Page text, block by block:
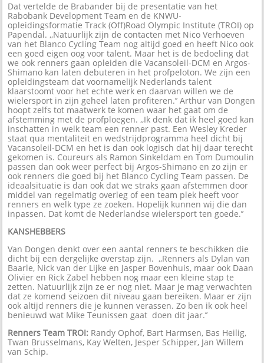
Dat vertelde de Brabander bij de presentatie van het
Rabobank Development Team en de KNWU-
opleidingsformatie Track (Off)Road Olympic Institute (TROI) op
Papendal. ,,Natuurlijk zijn de contacten met Nico Verhoeven
van het Blanco Cycling Team nog altijd goed en heeft Nico ook
een goed eigen oog voor talent. Maar het is de bedoeling dat
we ook renners gaan opleiden die Vacansoleil-DCM en Argos-
Shimano kan laten debuteren in het profpeloton. We zijn een
opleidingsteam dat voornamelijk Nederlands talent
klaarstoomt voor het echte werk en daarvan willen we de
wielersport in zijn geheel laten profiteren.’’ Arthur van Dongen
hoopt zelfs tot maatwerk te komen waar het gaat om de
afstemming met de profploegen. ,,Ik denk dat ik heel goed kan
inschatten in welk team een renner past. Een Wesley Kreder
staat qua mentaliteit en wedstrijdprogramma heel dicht bij
Vacansoleil-DCM en het is dan ook logisch dat hij daar terecht
gekomen is. Coureurs als Ramon Sinkeldam en Tom Dumoulin
passen dan ook weer perfect bij Argos-Shimano en zo zijn er
ook renners die goed bij het Blanco Cycling Team passen. De
ideaalsituatie is dan ook dat we straks gaan afstemmen door
middel van regelmatig overleg of een team plek heeft voor
renners en welk type ze zoeken. Hopelijk kunnen wij die dan
inpassen. Dat komt de Nederlandse wielersport ten goede.’’
KANSHEBBERS
Van Dongen denkt over een aantal renners te beschikken die
dicht bij een dergelijke overstap zijn. ,,Renners als Dylan van
Baarle, Nick van der Lijke en Jasper Bovenhuis, maar ook Daan
Olivier en Rick Zabel hebben nog maar een kleine stap te
zetten. Natuurlijk zijn ze er nog niet. Maar je mag verwachten
dat ze komend seizoen dit niveau gaan bereiken. Maar er zijn
ook altijd renners die je kunnen verassen. Zo ben ik ook heel
benieuwd wat Mike Teunissen gaat doen dit jaar.’’
Renners Team TROI: Randy Ophof, Bart Harmsen, Bas Heilig,
Twan Brusselmans, Kay Welten, Jesper Schipper, Jan Willem
van Schip.